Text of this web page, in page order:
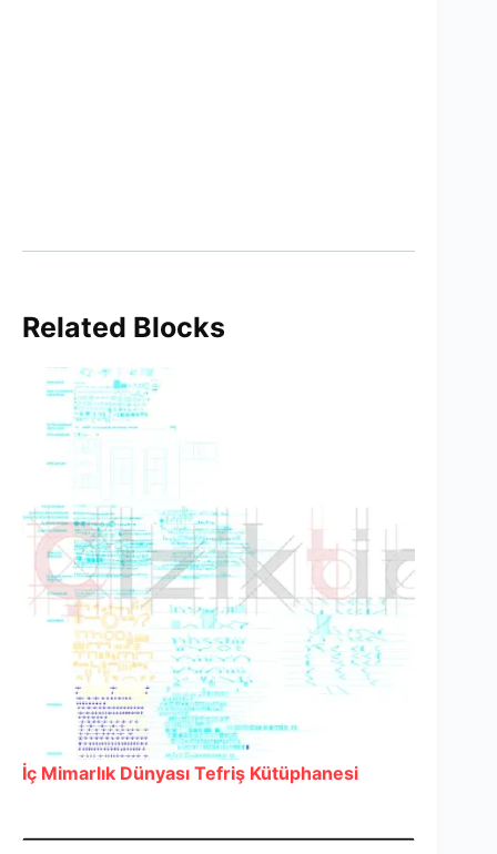
Related Blocks
İç Mimarlık Dünyası Tefriş Kütüphanesi